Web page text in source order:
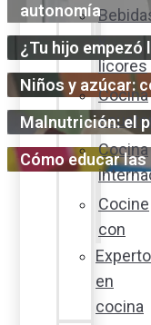
y
licores
Cocina
Cocina
Cocine
con
en
cocina
autonomía
¿Tu hijo empezó
Niños y azúcar:
Malnutrición: el
Cómo educar